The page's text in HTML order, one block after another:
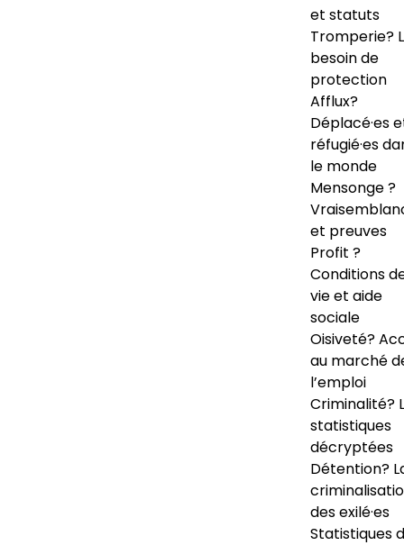
et statuts
Tromperie?
besoin de
protection
Afflux?
Déplacé·es
réfugié·es
le monde
Mensonge ?
et preuves
Profit ?
Conditions
vie et aide
sociale
Oisiveté?
au marché
l’emploi
Criminalité?
statistiques
décryptées
Détention?
des exilé·es
Statistiques